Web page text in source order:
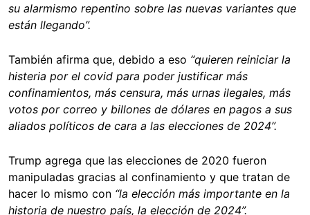
su alarmismo repentino sobre las nuevas variantes que
están llegando”.
También afirma que, debido a eso “quieren reiniciar la
histeria por el covid para poder justificar más
confinamientos, más censura, más urnas ilegales, más
votos por correo y billones de dólares en pagos a sus
aliados políticos de cara a las elecciones de 2024”.
Trump agrega que las elecciones de 2020 fueron
manipuladas gracias al confinamiento y que tratan de
hacer lo mismo con “la elección más importante en la
historia de nuestro país, la elección de 2024”.